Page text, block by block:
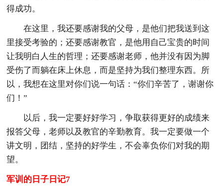
得成功。
在这里，我还要感谢我的父母，是他们把我送到这
里接受考验的；还要感谢教官，是他用自己宝贵的时间
让我明白人生的哲理；还要感谢老师，他并没有因为脚
受伤了而躺在床上休息，而是坚持为我们整理东西。所
以，我想在这里对你们说一句话：“你们辛苦了，谢谢你
们！”
以后，我一定要好好学习，争取获得更好的成绩来
报答父母，老师以及教官的辛勤教育。我一定要做一个
讲文明，团结，坚持的好学生，不会辜负你们对我的期
望。
军训的日子日记7